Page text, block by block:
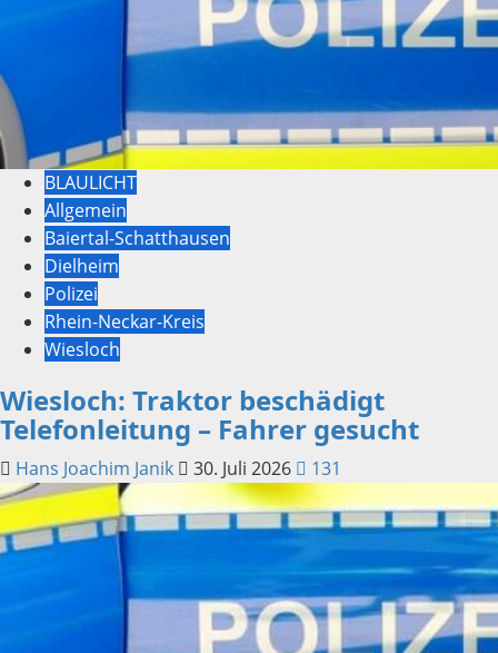
BLAULICHT
Allgemein
Baiertal-Schatthausen
Dielheim
Polizei
Rhein-Neckar-Kreis
Wiesloch
Wiesloch: Traktor beschädigt
Telefonleitung – Fahrer gesucht
Hans Joachim Janik 30. Juli 2026 131